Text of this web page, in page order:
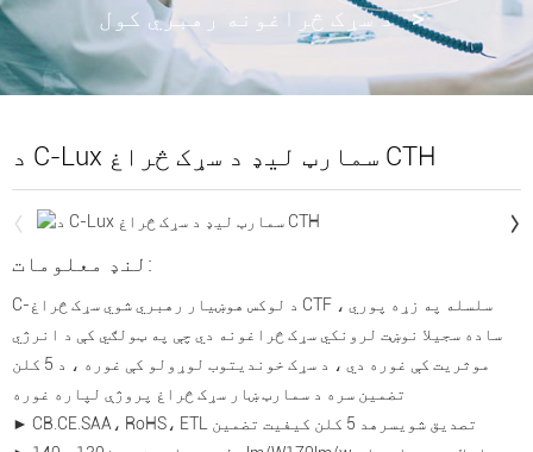
د سړک څراغونه رهبري کول
د C-Lux سمارټ لیډ د سړک څراغ CTH
لنډ معلومات:
C-د لوکس هوښیار رهبري شوي سړک څراغ CTF سلسله په زړه پوري ،
ساده سجیلا نوښت لرونکي سړک څراغونه دي چې په ټولګي کې د انرژي
موثریت کې غوره دي ، د سړک خوندیتوب لوړولو کې غوره ، د 5 کلن
تضمین سره د سمارټ ښار سړک څراغ پروژې لپاره غوره
► CB.CE.SAA، RoHS، ETL تصدیق شوی سره د 5 کلن کیفیت تضمین